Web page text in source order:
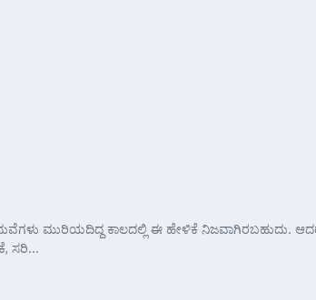
ಮುರಿಯದಿದ್ದ ಕಾಲದಲ್ಲಿ ಈ ಹೇಳಿಕೆ ನಿಜವಾಗಿರಬಹುದು.
ಸರಿ...